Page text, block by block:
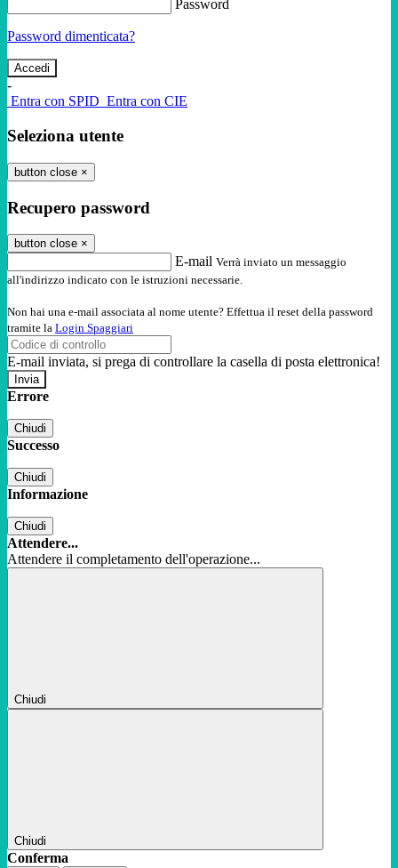
Password
Password dimenticata?
-
Entra con SPID Entra con CIE
Seleziona utente
button close ×
Recupero password
button close ×
E-mail Verrà inviato un messaggio
all'indirizzo indicato con le istruzioni necessarie.
Non hai una e-mail associata al nome utente? Effettua il reset della password
tramite la Login Spaggiari
E-mail inviata, si prega di controllare la casella di posta elettronica!
Errore
Chiudi
Successo
Chiudi
Informazione
Chiudi
Attendere...
Attendere il completamento dell'operazione...
Chiudi
Chiudi
Conferma